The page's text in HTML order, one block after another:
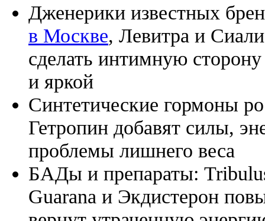
Дженерики известных
в Москве, Левитра и
сделать интимную
и яркой
Синтетические гормоны
Гетропин добавят силы,
проблемы лишнего веса
БАДы и препараты:
Guarana и Экдистерон